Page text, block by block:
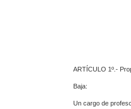
ARTÍCULO 1º.-
Baja:
Un cargo de